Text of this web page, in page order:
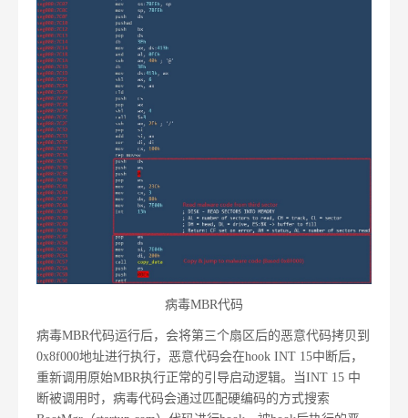
病毒MBR代码
病毒MBR代码运行后，会将第三个扇区后的恶意代码拷贝到
0x8f000地址进行执行，恶意代码会在hook INT 15中断后，
重新调用原始MBR执行正常的引导启动逻辑。当INT 15 中
断被调用时，病毒代码会通过匹配硬编码的方式搜索